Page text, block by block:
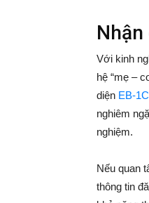
Với kinh
hệ “mẹ –
diện EB-1C
nghiêm
nghiệm.
Nếu quan
thông tin